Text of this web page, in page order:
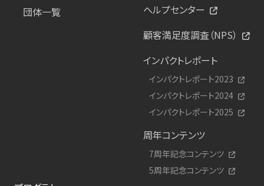
団体一覧
ヘルプセンター
顧客満足度調査（NPS）
インパクトレポート
インパクトレポート2023
インパクトレポート2024
インパクトレポート2025
周年コンテンツ
7周年記念コンテンツ
5周年記念コンテンツ